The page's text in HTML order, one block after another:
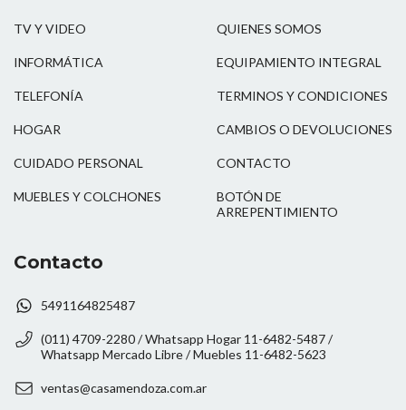
TV Y VIDEO
INFORMÁTICA
TELEFONÍA
HOGAR
CUIDADO PERSONAL
MUEBLES Y COLCHONES
QUIENES SOMOS
EQUIPAMIENTO INTEGRAL
TERMINOS Y CONDICIONES
CAMBIOS O DEVOLUCIONES
CONTACTO
BOTÓN DE
ARREPENTIMIENTO
Contacto
5491164825487
(011) 4709-2280 / Whatsapp Hogar 11-6482-5487 /
Whatsapp Mercado Libre / Muebles 11-6482-5623
ventas@casamendoza.com.ar